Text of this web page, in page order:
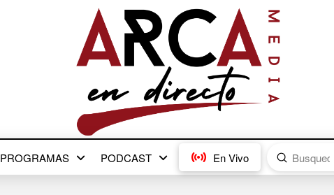
PROGRAMAS PODCAST En Vivo
Search
Submit